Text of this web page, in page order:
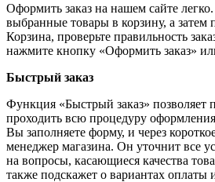
Оформить заказ на нашем сайте
выбранные товары в корзину, а затем
Корзина, проверьте правильность
нажмите кнопку «Оформить заказ»
Быстрый заказ
Функция «Быстрый заказ» позволяет
проходить всю процедуру оформления
Вы заполняете форму, и через
менеджер магазина. Он уточнит все
на вопросы, касающиеся качества
также подскажет о вариантах оплаты